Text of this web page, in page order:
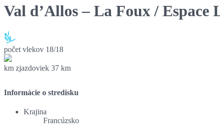
Val d’Allos – La Foux / Espace
počet vlekov 18/18
km zjazdoviek 37 km
Informácie o stredisku
Krajina
Francúzsko